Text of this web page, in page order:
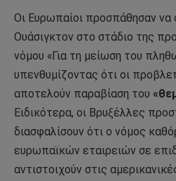
Οι Ευρωπαίοι προσπάθησαν να
Ουάσιγκτον στο στάδιο της
νόμου «Για τη μείωση του
υπενθυμίζοντας ότι οι
αποτελούν παραβίαση του
Ειδικότερα, οι Βρυξέλλες
διασφαλίσουν ότι ο νόμος
ευρωπαϊκών εταιρειών σε
αντιστοιχούν στις